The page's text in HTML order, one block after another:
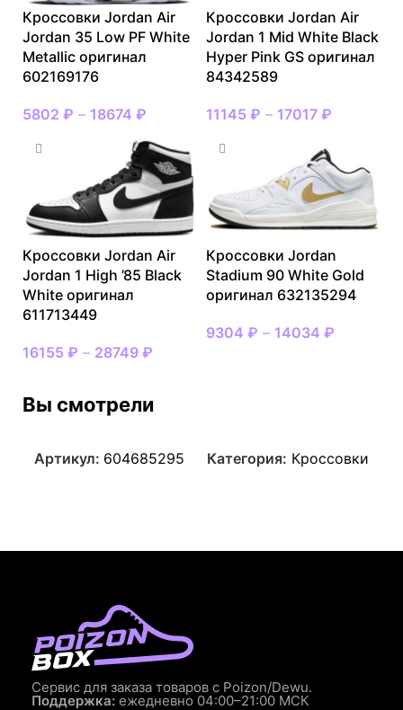
Кроссовки Jordan Air
Jordan 35 Low PF White
Metallic оригинал
602169176
5802 ₽ – 18674 ₽
Кроссовки Jordan Air
Jordan 1 Mid White Black
Hyper Pink GS оригинал
84342589
11145 ₽ – 17017 ₽
Кроссовки Jordan Air
Jordan 1 High ’85 Black
White оригинал
611713449
16155 ₽ – 28749 ₽
Кроссовки Jordan
Stadium 90 White Gold
оригинал 632135294
9304 ₽ – 14034 ₽
Вы смотрели
Артикул: 604685295 Категория: Кроссовки
Сервис для заказа товаров с Poizon/Dewu.
Поддержка: ежедневно 04:00–21:00 МСК